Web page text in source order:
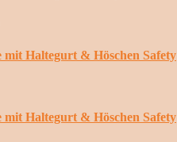
mit Haltegurt & Höschen Safety
mit Haltegurt & Höschen Safety